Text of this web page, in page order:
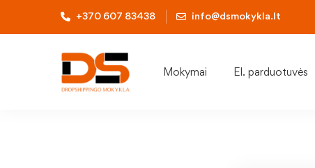
+370 607 83438 info@dsmokykla.lt
Mokymai El. parduotuvės